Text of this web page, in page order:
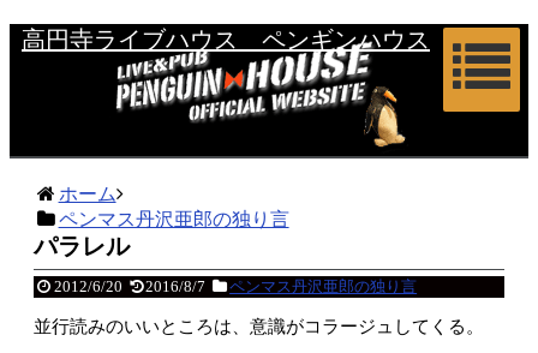
高円寺ライブハウス ペンギンハウス
ホーム
ペンマス丹沢亜郎の独り言
パラレル
2012/6/20 2016/8/7 ペンマス丹沢亜郎の独り言
並行読みのいいところは、意識がコラージュしてくる。